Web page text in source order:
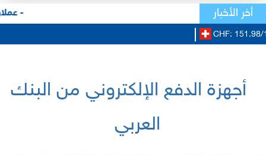
أخر الأخبار -
CHF: 151.98/
أجهزة الدفع الإلكتروني من البنك
العربي